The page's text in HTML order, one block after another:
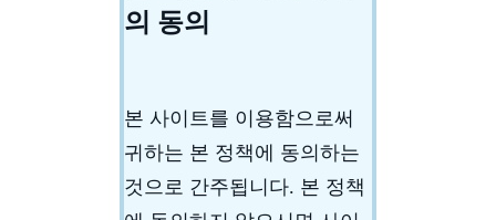
의 동의
본 사이트를 이용함으로써
귀하는 본 정책에 동의하는
것으로 간주됩니다. 본 정책